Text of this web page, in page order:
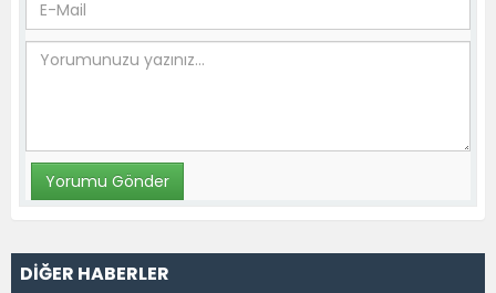
DİĞER HABERLER